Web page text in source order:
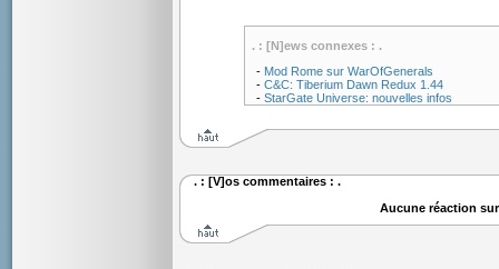
. : [N]ews connexes : .
- Mod Rome sur WarOfGenerals
- C&C: Tiberium Dawn Redux 1.44
- StarGate Universe: nouvelles infos
. : [V]os commentaires : .
Aucune réaction